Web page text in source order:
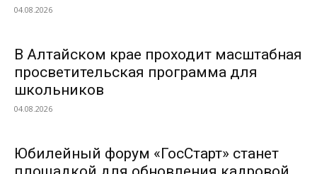
04.08.2026
В Алтайском крае проходит масштабная
просветительская программа для
школьников
04.08.2026
Юбилейный форум «ГосСтарт» станет